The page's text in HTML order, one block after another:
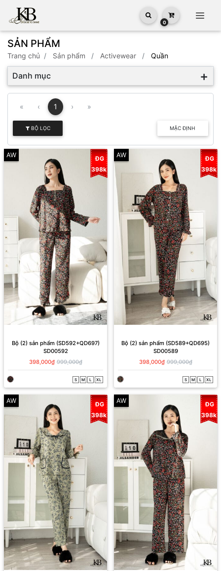
0
SẢN PHẨM
trang chủ sản phẩm Activewear Quần
Danh mục
« ‹ 1 › »
BỘ LỌC MẶC ĐỊNH
AW
ĐG
398k
Bộ (2) sản phẩm (SD592+QD697)
SD00592
398,000₫ 999,000₫
S M L XL
AW
ĐG
398k
Bộ (2) sản phẩm (SD589+QD695)
SD00589
398,000₫ 999,000₫
S M L XL
AW
ĐG
398k
AW
ĐG
398k